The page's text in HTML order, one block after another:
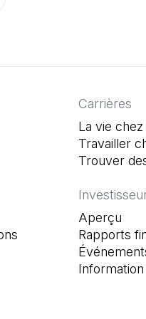
Carrières
La vie
Travailler
Trouver
Aperçu
Rapports